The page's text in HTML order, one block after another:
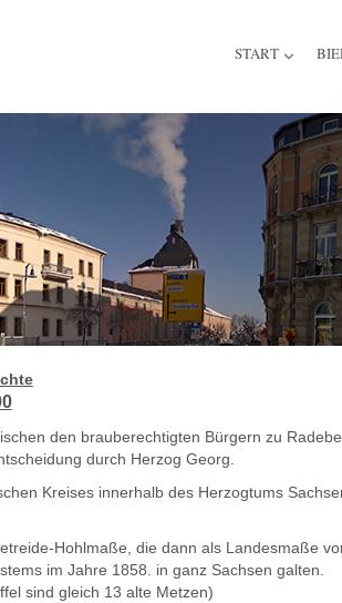
START
den brauberechtigten Bürgern zu
durch Herzog Georg.
Kreises innerhalb des Herzogtums
Hohlmaße, die dann als Landesmaße
im Jahre 1858. in ganz Sachsen galten.
sind gleich 13 alte Metzen)